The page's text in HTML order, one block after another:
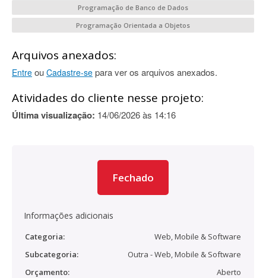
Programação de Banco de Dados
Programação Orientada a Objetos
Arquivos anexados:
Entre ou Cadastre-se para ver os arquivos anexados.
Atividades do cliente nesse projeto:
Última visualização: 14/06/2026 às 14:16
Fechado
Informações adicionais
Categoria:
Web, Mobile & Software
Subcategoria:
Outra - Web, Mobile & Software
Orçamento:
Aberto